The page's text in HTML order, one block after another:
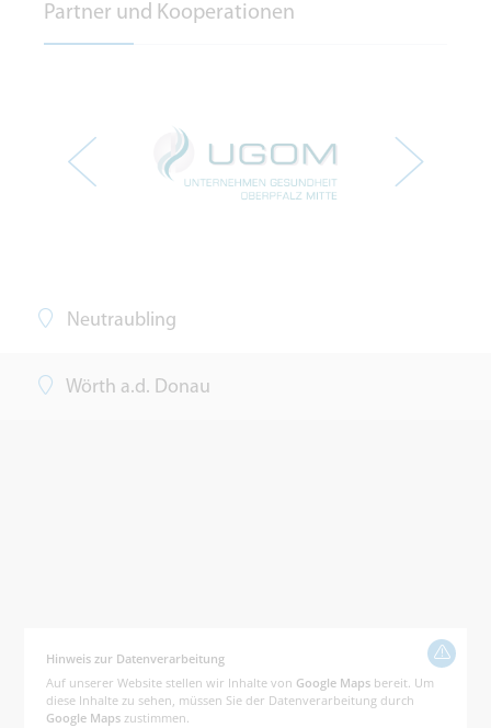
Partner und Kooperationen
Neutraubling
Wörth a.d. Donau
Hinweis zur Datenverarbeitung
Auf unserer Website stellen wir Inhalte von Google Maps bereit. Um
diese Inhalte zu sehen, müssen Sie der Datenverarbeitung durch
Google Maps zustimmen.